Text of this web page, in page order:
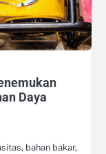
Daya
bahan bakar,